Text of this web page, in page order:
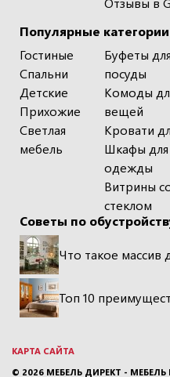
Популярные категории
Гостиные
Спальни
Детские
Прихожие
Светлая
мебель
Буфеты для
посуды
Комоды
вещей
Кровати
Шкафы для
одежды
Витрины
стеклом
Советы по
Что такое массив
Топ 10
КАРТА САЙТА
© 2026 МЕБЕЛЬ ДИРЕКТ -